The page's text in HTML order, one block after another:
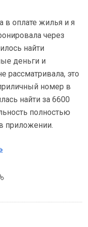
в оплате жилья и я
через
найти
деньги и
рассматривала, это
номер в
найти за 6600
полностью
приложении.